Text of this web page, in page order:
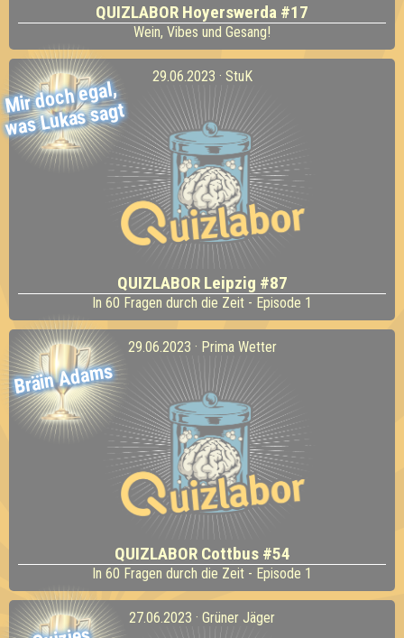
QUIZLABOR Hoyerswerda #17
Wein, Vibes und Gesang!
Mir doch egal,
was Lukas sagt
29.06.2023 · StuK
QUIZLABOR Leipzig #87
In 60 Fragen durch die Zeit - Episode 1
Bräin Adams
29.06.2023 · Prima Wetter
QUIZLABOR Cottbus #54
In 60 Fragen durch die Zeit - Episode 1
27.06.2023 · Grüner Jäger